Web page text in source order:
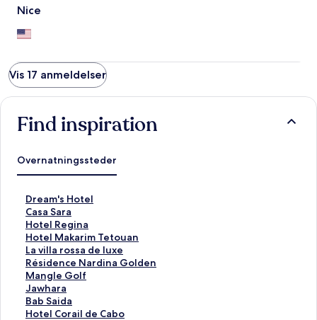
Nice
Vis 17 anmeldelser
Find inspiration
Overnatningssteder
Dream's Hotel
L
i
n
k
å
b
n
e
r
d
Casa Sara
L
i
n
k
å
b
n
e
r
Hotel Regina
L
i
n
k
å
b
n
e
Hotel Makarim Tetouan
L
i
n
k
å
b
n
La villa rossa de luxe
L
i
n
k
å
b
Résidence Nardina Golden
L
i
n
k
å
Mangle Golf
L
i
n
k
Jawhara
L
i
n
Bab Saida
L
iHotel Corail de Cabo
L